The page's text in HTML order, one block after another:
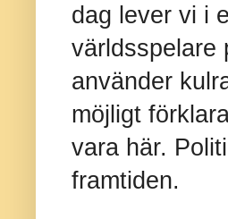
dag lever vi i
världsspelare
använder
möjligt
vara här.
framtiden.